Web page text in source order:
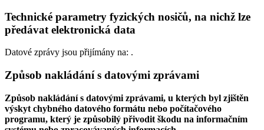
Technické parametry fyzických nosičů, na nichž lze
předávat elektronická data
Datové zprávy jsou přijímány na: .
Způsob nakládání s datovými zprávami
Způsob nakládání s datovými zprávami, u kterých byl zjištěn
výskyt chybného datového formátu nebo počítačového
programu, který je způsobilý přivodit škodu na informačním